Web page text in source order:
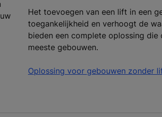
Het toevoegen van een lift in een
toegankelijkheid en verhoogt de
bieden een complete oplossing
meeste gebouwen.
Oplossing voor gebouwen zonder